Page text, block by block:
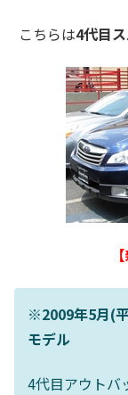
こちらは4代目
※2009年5月(
モデル
4代目アウトバ